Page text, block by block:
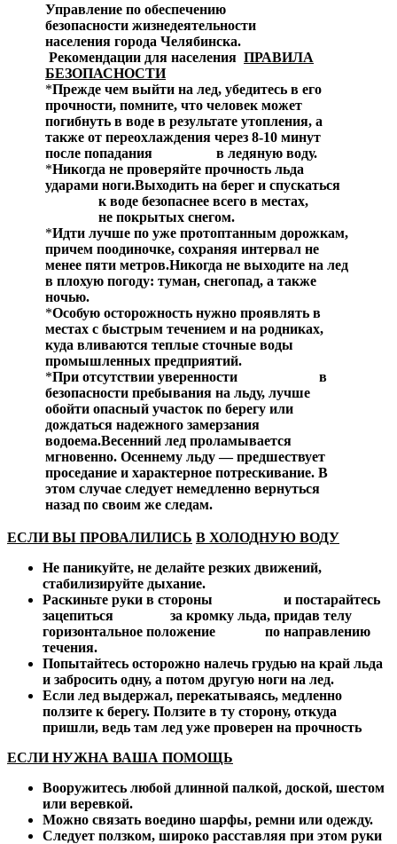
Управление по обеспечению
безопасности жизнедеятельности
населения города Челябинска.
Рекомендации для населения ПРАВИЛА
БЕЗОПАСНОСТИ
*Прежде чем выйти на лед, убедитесь в его
прочности, помните, что человек может
погибнуть в воде в результате утопления, а
также от переохлаждения через 8-10 минут
после попадания в ледяную воду.
*Никогда не проверяйте прочность льда
ударами ноги.Выходить на берег и спускаться
к воде безопаснее всего в местах,
не покрытых снегом.
*Идти лучше по уже протоптанным дорожкам,
причем поодиночке, сохраняя интервал не
менее пяти метров.Никогда не выходите на лед
в плохую погоду: туман, снегопад, а также
ночью.
*Особую осторожность нужно проявлять в
местах с быстрым течением и на родниках,
куда вливаются теплые сточные воды
промышленных предприятий.
*При отсутствии уверенности в
безопасности пребывания на льду, лучше
обойти опасный участок по берегу или
дождаться надежного замерзания
водоема.Весенний лед проламывается
мгновенно. Осеннему льду — предшествует
проседание и характерное потрескивание. В
этом случае следует немедленно вернуться
назад по своим же следам.
ЕСЛИ ВЫ ПРОВАЛИЛИСЬ В ХОЛОДНУЮ ВОДУ
Не паникуйте, не делайте резких движений,
стабилизируйте дыхание.
Раскиньте руки в стороны и постарайтесь
зацепиться за кромку льда, придав телу
горизонтальное положение по направлению
течения.
Попытайтесь осторожно налечь грудью на край льда
и забросить одну, а потом другую ноги на лед.
Если лед выдержал, перекатываясь, медленно
ползите к берегу. Ползите в ту сторону, откуда
пришли, ведь там лед уже проверен на прочность
ЕСЛИ НУЖНА ВАША ПОМОЩЬ
Вооружитесь любой длинной палкой, доской, шестом
или веревкой.
Можно связать воедино шарфы, ремни или одежду.
Следует ползком, широко расставляя при этом руки